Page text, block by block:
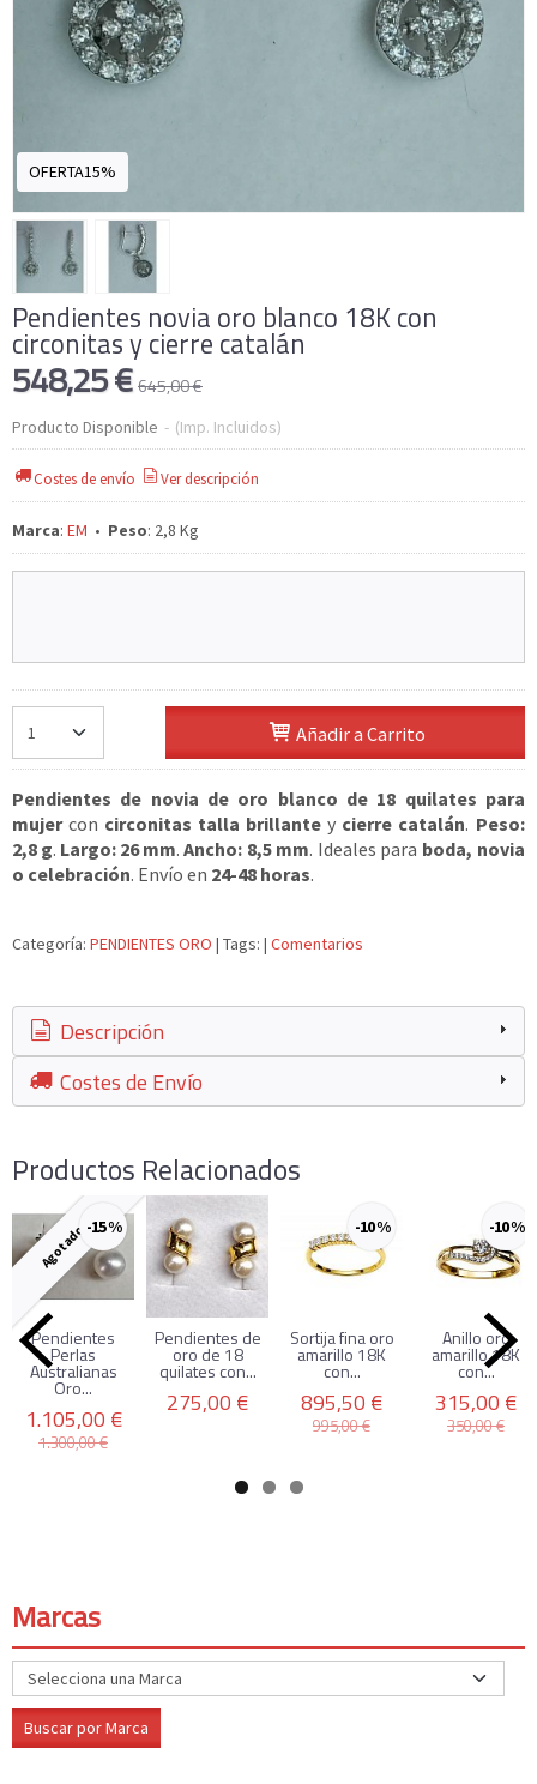
Marcas
OFERTA15%
Pendientes novia oro blanco 18K con
circonitas y cierre catalán
548,25 €645,00 €
Producto Disponible - (Imp. Incluidos)
Costes de envío Ver descripción
Marca: EM • Peso: 2,8 Kg
Añadir a Carrito
Pendientes de novia de oro blanco de 18 quilates para
mujercon circonitas talla brillante y cierre catalán. Peso:
2,8 g. Largo: 26 mm. Ancho: 8,5 mm. Ideales para boda, novia
o celebración. Envío en 24-48 horas.
Categoría: PENDIENTES ORO | Tags: | Comentarios
Descripción
Costes de Envío
Productos Relacionados
Agotado-15 %
Pendientes
Perlas
Australianas
Oro...
1.105,00 €
1.300,00 €
Pendientes de
oro de 18
quilates con...
275,00 €
-10 %
Sortija fina oro
amarillo 18K
con...
895,50 €
995,00 €
-10 %
Anillo oro
amarillo 18K
con...
315,00 €
350,00 €